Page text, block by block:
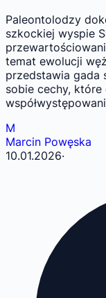
Paleontolodzy
szkockiej wyspie
temat ewolucji
przedstawia gada
sobie cechy,
M
Marcin Powęska
10.01.2026·